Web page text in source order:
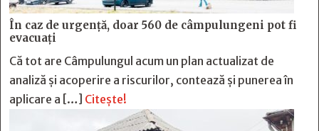
În caz de urgență, doar 560 de câmpulungeni pot fi
evacuați
Că tot are Câmpulungul acum un plan actualizat de
analiză și acoperire a riscurilor, contează și punerea în
aplicare a […] Citește!